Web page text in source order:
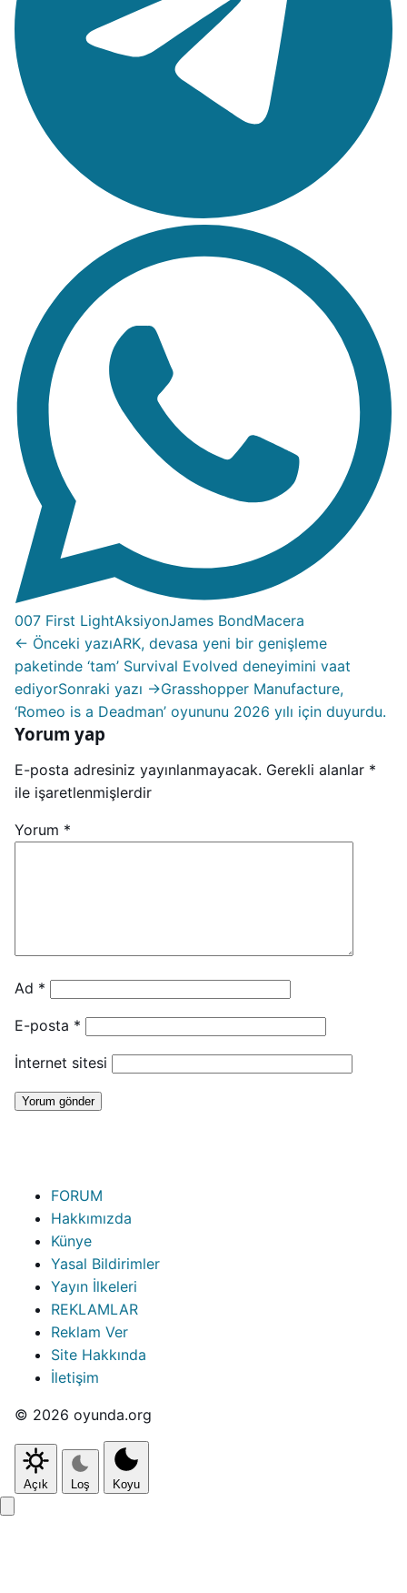
007 First LightAksiyonJames BondMacera
← Önceki yazıARK, devasa yeni bir genişleme
paketinde ‘tam’ Survival Evolved deneyimini vaat
ediyorSonraki yazı →Grasshopper Manufacture,
‘Romeo is a Deadman’ oyununu 2026 yılı için duyurdu.
Yorum yap
E-posta adresiniz yayınlanmayacak. Gerekli alanlar *
ile işaretlenmişlerdir
Yorum *
Ad *
E-posta *
İnternet sitesi
FORUM
Hakkımızda
Künye
Yasal Bildirimler
Yayın İlkeleri
REKLAMLAR
Reklam Ver
Site Hakkında
İletişim
© 2026 oyunda.org
Açık Loş Koyu